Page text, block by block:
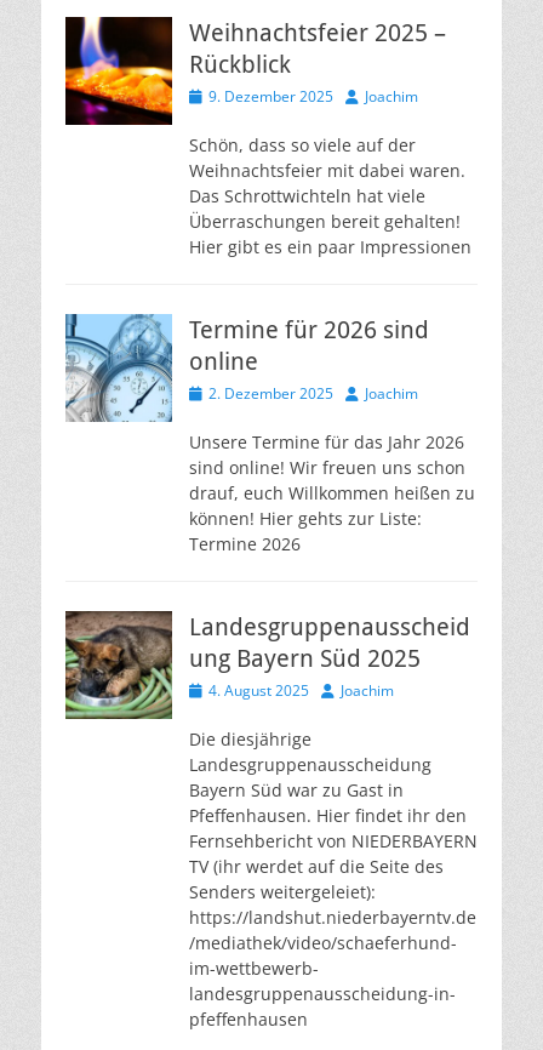
Weihnachtsfeier 2025 –
Rückblick
Veröffentlicht
9. Dezember 2025 AutorJoachim
Schön, dass so viele auf der
Weihnachtsfeier mit dabei waren.
Das Schrottwichteln hat viele
Überraschungen bereit gehalten!
Hier gibt es ein paar Impressionen
Termine für 2026 sind
online
Veröffentlicht
2. Dezember 2025 AutorJoachim
Unsere Termine für das Jahr 2026
sind online! Wir freuen uns schon
drauf, euch Willkommen heißen zu
können! Hier gehts zur Liste:
Termine 2026
Landesgruppenausscheid
ung Bayern Süd 2025
Veröffentlicht
4. August 2025 AutorJoachim
Die diesjährige
Landesgruppenausscheidung
Bayern Süd war zu Gast in
Pfeffenhausen. Hier findet ihr den
Fernsehbericht von NIEDERBAYERN
TV (ihr werdet auf die Seite des
Senders weitergeleiet):
https://landshut.niederbayerntv.de
/mediathek/video/schaeferhund-
im-wettbewerb-
landesgruppenausscheidung-in-
pfeffenhausen